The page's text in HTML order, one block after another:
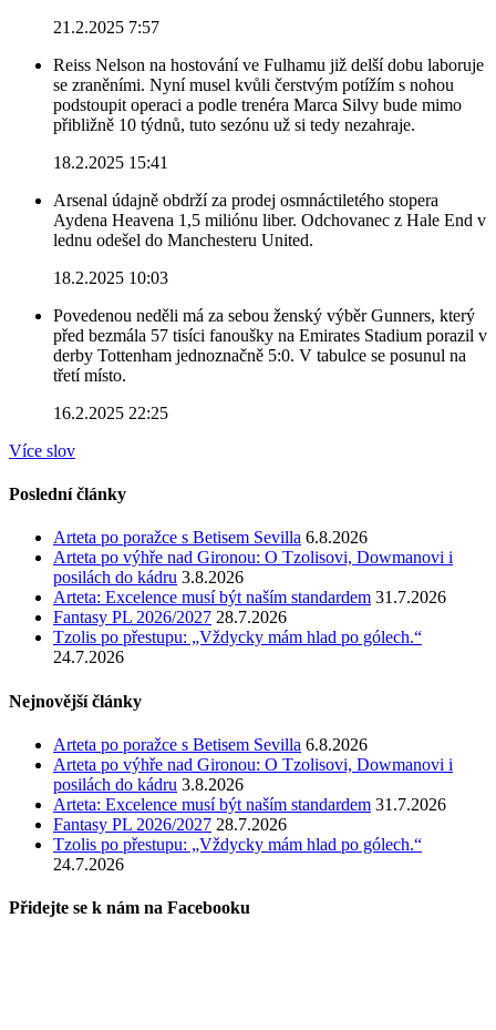
21.2.2025 7:57
Reiss Nelson na hostování ve Fulhamu již delší dobu laboruje
se zraněními. Nyní musel kvůli čerstvým potížím s nohou
podstoupit operaci a podle trenéra Marca Silvy bude mimo
přibližně 10 týdnů, tuto sezónu už si tedy nezahraje.
18.2.2025 15:41
Arsenal údajně obdrží za prodej osmnáctiletého stopera
Aydena Heavena 1,5 miliónu liber. Odchovanec z Hale End v
lednu odešel do Manchesteru United.
18.2.2025 10:03
Povedenou neděli má za sebou ženský výběr Gunners, který
před bezmála 57 tisíci fanoušky na Emirates Stadium porazil v
derby Tottenham jednoznačně 5:0. V tabulce se posunul na
třetí místo.
16.2.2025 22:25
Více slov
Poslední články
Arteta po poražce s Betisem Sevilla 6.8.2026
Arteta po výhře nad Gironou: O Tzolisovi, Dowmanovi i
posilách do kádru 3.8.2026
Arteta: Excelence musí být naším standardem 31.7.2026
Fantasy PL 2026/2027 28.7.2026
Tzolis po přestupu: „Vždycky mám hlad po gólech.“
24.7.2026
Nejnovější články
Arteta po poražce s Betisem Sevilla 6.8.2026
Arteta po výhře nad Gironou: O Tzolisovi, Dowmanovi i
posilách do kádru 3.8.2026
Arteta: Excelence musí být naším standardem 31.7.2026
Fantasy PL 2026/2027 28.7.2026
Tzolis po přestupu: „Vždycky mám hlad po gólech.“
24.7.2026
Přidejte se k nám na Facebooku